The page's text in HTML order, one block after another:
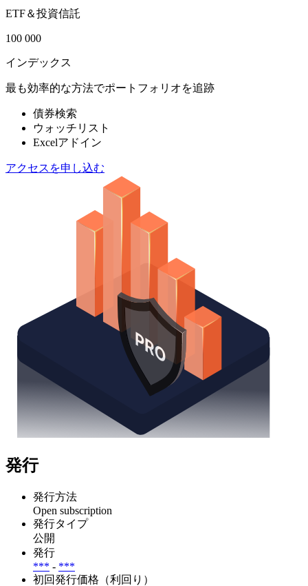
ETF＆投資信託
100 000
インデックス
最も効率的な方法でポートフォリオを追跡
債券検索
ウォッチリスト
Excelアドイン
アクセスを申し込む
発行
発行方法
Open subscription
発行タイプ
公開
発行
*** - ***
初回発行価格（利回り）